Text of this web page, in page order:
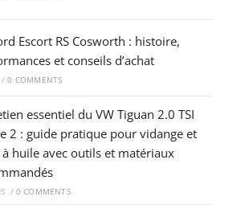
Escort RS Cosworth : histoire,
et conseils d’achat
/ 0 COMMENTS
essentiel du VW Tiguan 2.0 TSI
2 : guide pratique pour vidange et
huile avec outils et matériaux
/ 0 COMMENTS